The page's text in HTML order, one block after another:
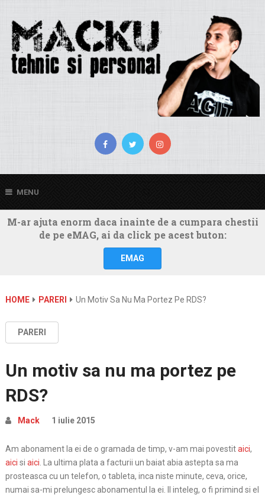
MENU
M-ar ajuta enorm daca inainte de a cumpara chestii
de pe eMAG, ai da click pe acest buton:
EMAG
HOME PARERI Un Motiv Sa Nu Ma Portez Pe RDS?
PARERI
Un motiv sa nu ma portez pe
RDS?
Mack 1 iulie 2015
Am abonament la ei de o gramada de timp, v-am mai povestitaici,
aici si aici . La ultima plata a facturii un baiat abia astepta sa ma
prosteasca cu un telefon, o tableta, inca niste minute, ceva, orice,
numai sa-mi prelungesc abonamentul la ei. Il inteleg, o fi primind si el